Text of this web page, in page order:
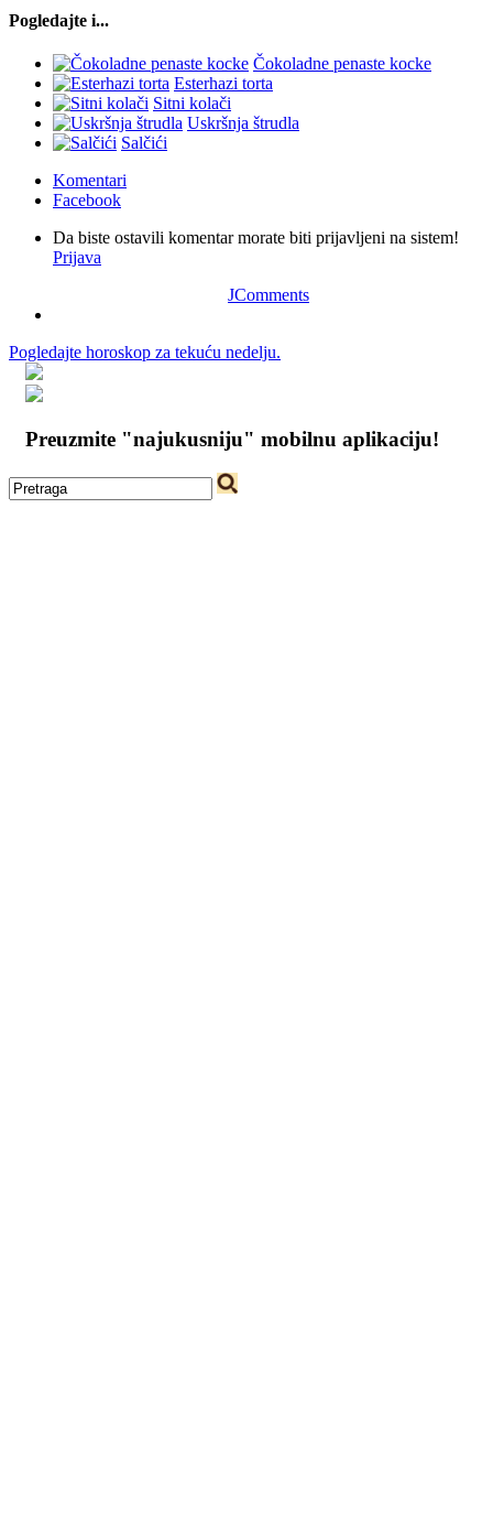
Pogledajte i...
Čokoladne penaste kocke
Esterhazi torta
Sitni kolači
Uskršnja štrudla
Salčići
Komentari
Facebook
Da biste ostavili komentar morate biti prijavljeni na sistem!
Prijava
JComments
Pogledajte horoskop za tekuću nedelju.
Preuzmite "najukusniju" mobilnu aplikaciju!